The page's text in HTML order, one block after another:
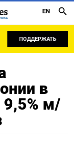
EN
ПОДДЕРЖАТЬ
в
9,5% м/